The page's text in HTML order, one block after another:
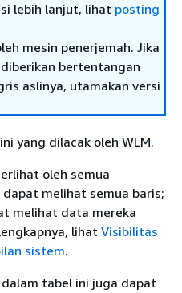
lebih lanjut, lihat posting
mesin penerjemah. Jika
bertentangan
aslinya, utamakan versi
yang dilacak oleh WLM.
oleh semua
melihat semua baris;
melihat data mereka
lihat Visibilitas
sistem.
tabel ini juga dapat